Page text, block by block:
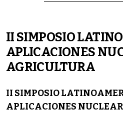
II SIMPOSIO
APLICACIONES
AGRICULTURA
II SIMPOSIO
APLICACIONES